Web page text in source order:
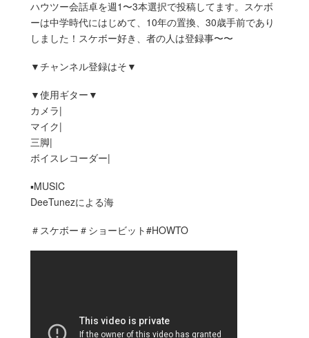
ハウツー会話卓を週1〜3本選択で投稿してます。スケボ
ーは中学時代にはじめて、10年の置換、30歳手前であり
しました！スケボー好き、者の人は登録事〜〜
▼チャンネル登録はそ▼
▼使用ギター▼
カメラ|
マイク|
三脚|
ボイスレコーダー|
▪︎MUSIC
DeeTunezによる海
＃スケボー＃ショービット#HOWTO